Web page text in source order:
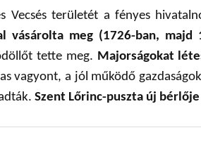
Vecsés területét a fényes
vásárolta meg (1726-ban, majd
tette meg. Majorságokat
vagyont, a jól működő
Szent Lőrinc-puszta új